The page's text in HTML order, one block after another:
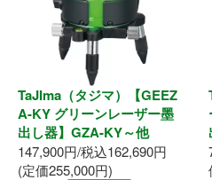
TaJIma（タジマ）【GEEZ
A-KY グリーンレーザー墨
出し器】GZA-KY～他
147,900円/税込162,690円
(定価255,000円)